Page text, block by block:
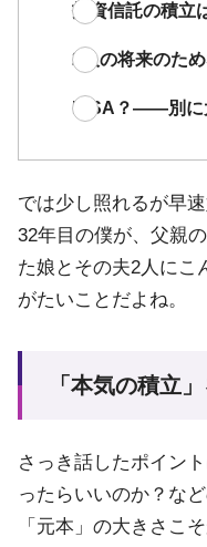
投資信託の積立
2人の将来のた
NISA？――別に
では少し照れるが早
32年目の僕が、父親
た娘とその夫2人にこ
がたいことだよね。
「本気の積立
さっき話したポイン
ったらいいのか？な
「元本」の大きさこ